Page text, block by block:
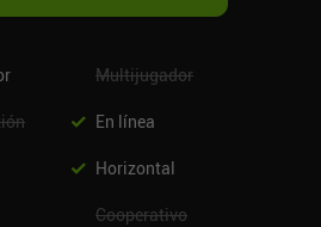
Multijugador
En línea
Horizontal
Cooperativo